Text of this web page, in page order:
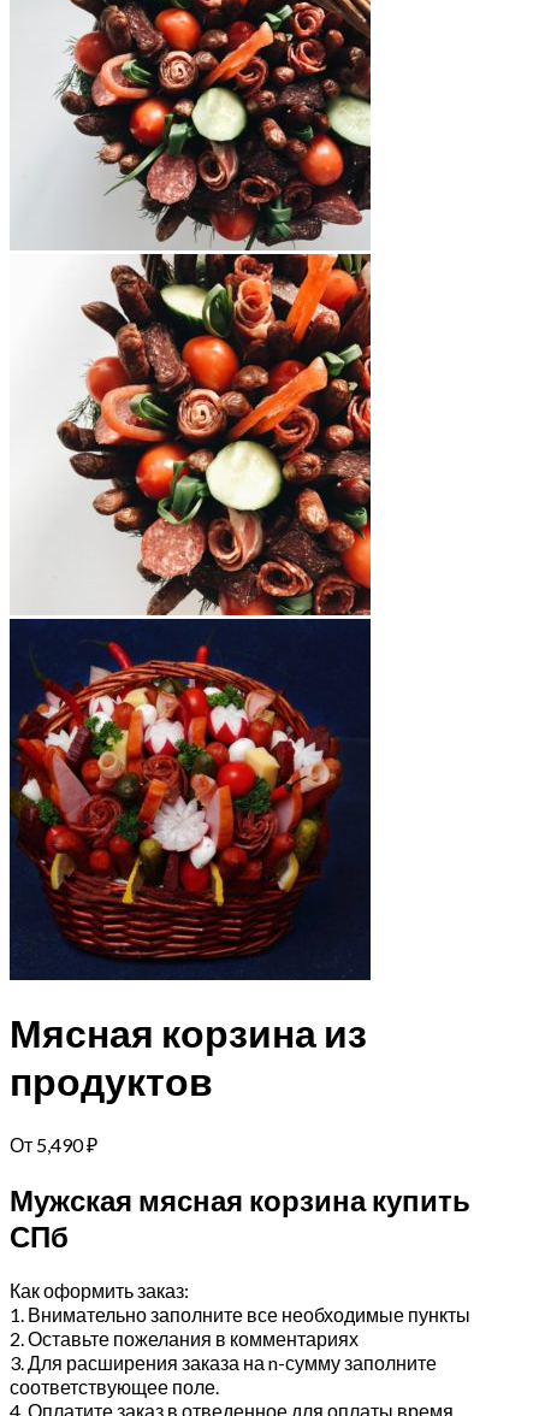
Мясная корзина из
продуктов
От 5,490₽
Мужская мясная корзина купить
СПб
Как оформить заказ:
1. Внимательно заполните все необходимые пункты
2. Оставьте пожелания в комментариях
3. Для расширения заказа на n-сумму заполните
соответствующее поле.
4. Оплатите заказ в отведенное для оплаты время.